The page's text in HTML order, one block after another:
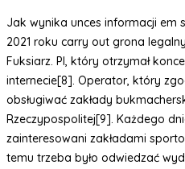
Jak wynika unces informacji em
2021 roku carry out grona
Fuksiarz. Pl, który otrzymał
internecie[8]. Operator, który
obsługiwać zakłady
Rzeczypospolitej[9]. Każdego
zainteresowani zakładami
temu trzeba było odwiedzać